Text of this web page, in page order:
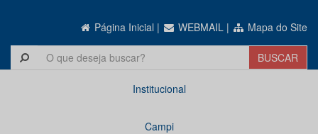
Página Inicial | WEBMAIL | Mapa do Site
Institucional
Campi